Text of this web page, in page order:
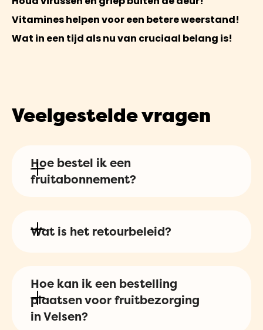
Vitamines helpen voor een betere weerstand!
Wat in een tijd als nu van cruciaal belang is!
Veelgestelde vragen
Hoe bestel ik een
fruitabonnement?
online shop! Stap voor stap stel jij je
Wat is het retourbeleid?
smoothies (alle versproducten) is het
herroepingsrecht uitgesloten i.v.m. de
Hoe kan ik een bestelling
plaatsen voor fruitbezorging
in Velsen?